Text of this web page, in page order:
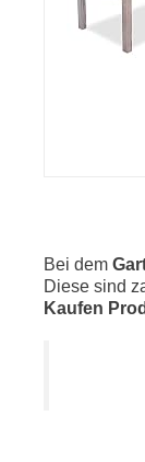
Bei dem
Diese sind
Kaufen